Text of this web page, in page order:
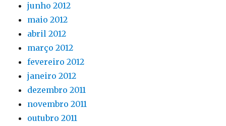
junho 2012
maio 2012
abril 2012
março 2012
fevereiro 2012
janeiro 2012
dezembro 2011
novembro 2011
outubro 2011